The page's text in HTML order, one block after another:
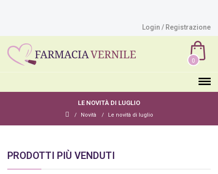
Login / Registrazione
0
LE NOVITÀ DI LUGLIO
Novità Le novità di luglio
PRODOTTI PIÙ VENDUTI